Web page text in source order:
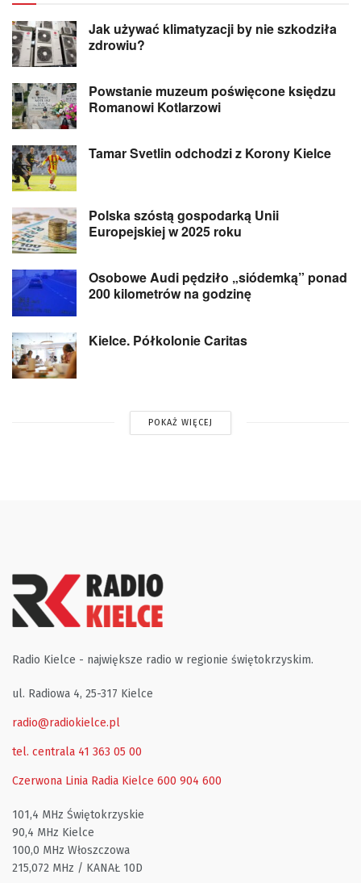
Jak używać klimatyzacji by nie szkodziła
zdrowiu?
Powstanie muzeum poświęcone księdzu
Romanowi Kotlarzowi
Tamar Svetlin odchodzi z Korony Kielce
Polska szóstą gospodarką Unii
Europejskiej w 2025 roku
Osobowe Audi pędziło „siódemką” ponad
200 kilometrów na godzinę
Kielce. Półkolonie Caritas
POKAŻ WIĘCEJ
Radio Kielce - największe radio w regionie świętokrzyskim.
ul. Radiowa 4, 25-317 Kielce
radio@radiokielce.pl
tel. centrala 41 363 05 00
Czerwona Linia Radia Kielce 600 904 600
101,4 MHz Świętokrzyskie
90,4 MHz Kielce
100,0 MHz Włoszczowa
215,072 MHz / KANAŁ 10D